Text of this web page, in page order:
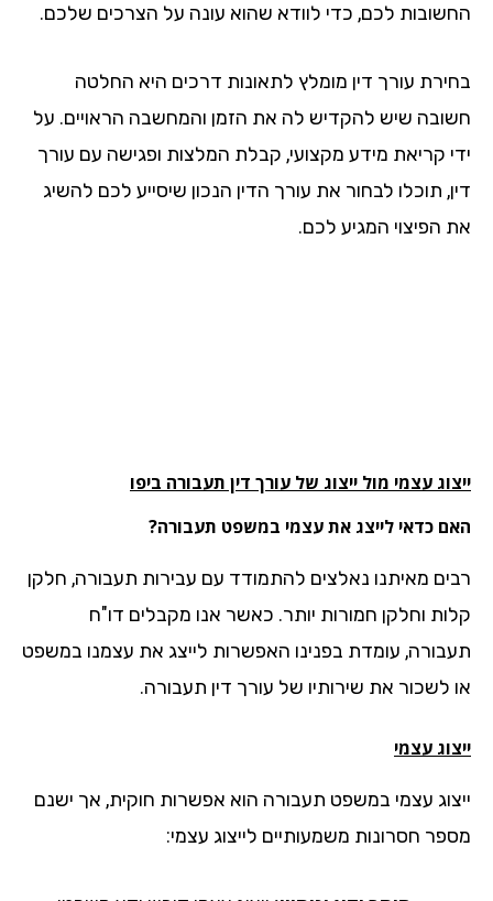
לכם, כדי לוודא שהוא עונה על הצרכים שלכם.
עורך דין מומלץ לתאונות דרכים היא החלטה
שיש להקדיש לה את הזמן והמחשבה הראויים. על
קריאת מידע מקצועי, קבלת המלצות ופגישה עם עורך
תוכלו לבחור את עורך הדין הנכון שיסייע לכם להשיג
הפיצוי המגיע לכם.
עצמי מול ייצוג של עורך דין תעבורה ביפו
כדאי לייצג את עצמי במשפט תעבורה?
מאיתנו נאלצים להתמודד עם עבירות תעבורה, חלקן
וחלקן חמורות יותר. כאשר אנו מקבלים דו"ח
עומדת בפנינו האפשרות לייצג את עצמנו במשפט
לשכור את שירותיו של עורך דין תעבורה.
עצמי
עצמי במשפט תעבורה הוא אפשרות חוקית, אך ישנם
חסרונות משמעותיים לייצוג עצמי: